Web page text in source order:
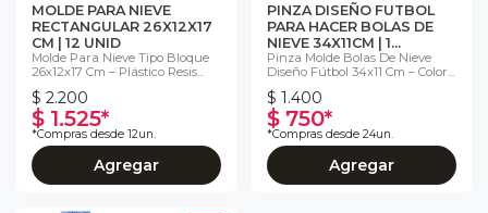
MOLDE PARA NIEVE
RECTANGULAR 26X12X17
CM | 12 UNID
Molde Para Nieve Tipo Bloque
26x12x17 Cm – Plástico Resis...
$ 2.200
$ 1.525*
*Compras desde 12un.
Agregar
PINZA DISEÑO FUTBOL
PARA HACER BOLAS DE
NIEVE 34X11CM | 1...
Pinza Molde Bolas De Nieve
Diseño Fútbol 34x11 Cm – Color...
$ 1.400
$ 750*
*Compras desde 24un.
Agregar